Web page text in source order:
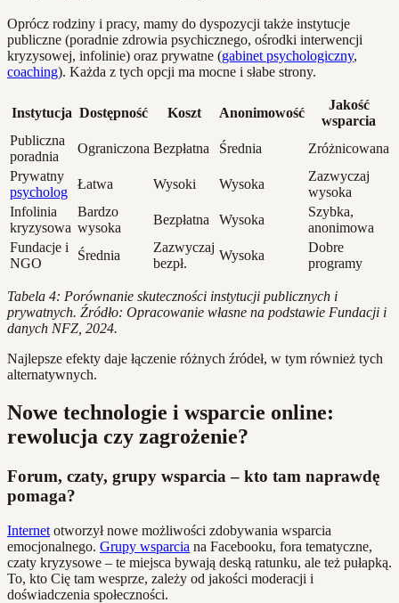
Oprócz rodziny i pracy, mamy do dyspozycji także instytucje
publiczne (poradnie zdrowia psychicznego, ośrodki interwencji
kryzysowej, infolinie) oraz prywatne (gabinet psychologiczny,
coaching). Każda z tych opcji ma mocne i słabe strony.
Instytucja Dostępność Koszt Anonimowość
Jakość
wsparcia
Publiczna
poradnia
Ograniczona Bezpłatna Średnia
Zróżnicowana
Prywatny
psycholog
Łatwa Wysoki Wysoka
Zazwyczaj
wysoka
Infolinia
kryzysowa
Bardzo
wysoka
Bezpłatna Wysoka
Szybka,
anonimowa
Fundacje i
NGO
Średnia
Zazwyczaj
bezpł.
Wysoka
Dobre
programy
Tabela 4: Porównanie skuteczności instytucji publicznych i
prywatnych. Źródło: Opracowanie własne na podstawie Fundacji i
danych NFZ, 2024.
Najlepsze efekty daje łączenie różnych źródeł, w tym również tych
alternatywnych.
Nowe technologie i wsparcie online:
rewolucja czy zagrożenie?
Forum, czaty, grupy wsparcia – kto tam naprawdę
pomaga?
Internet otworzył nowe możliwości zdobywania wsparcia
emocjonalnego. Grupy wsparcia na Facebooku, fora tematyczne,
czaty kryzysowe – te miejsca bywają deską ratunku, ale też pułapką.
To, kto Cię tam wesprze, zależy od jakości moderacji i
doświadczenia społeczności.